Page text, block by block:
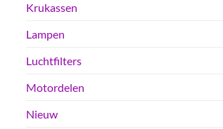
Krukassen
Lampen
Luchtfilters
Motordelen
Nieuw